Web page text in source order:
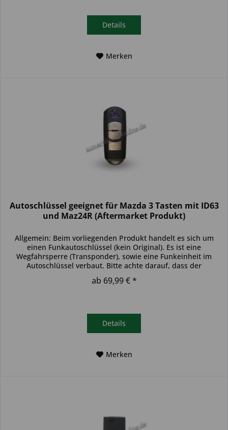
Details
Merken
Autoschlüssel geeignet für Mazda 3 Tasten mit ID63
und Maz24R (Aftermarket Produkt)
Allgemein: Beim vorliegenden Produkt handelt es sich um
einen Funkautoschlüssel (kein Original). Es ist eine
Wegfahrsperre (Transponder), sowie eine Funkeinheit im
Autoschlüssel verbaut. Bitte achte darauf, dass der
Autoschlüssel deinem...
ab 69,99 € *
Details
Merken